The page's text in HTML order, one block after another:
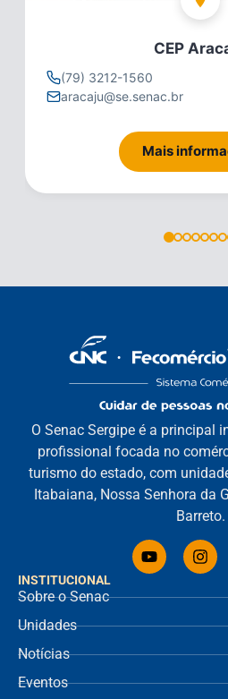
CEP
(79) 3212-1560
aracaju@se.senac.br
Mais
INSTITUCIONAL
Sobre o Senac
Unidades
Notícias
Eventos
O Senac Sergipe é a principal
profissional focada no
turismo do estado, com
Itabaiana, Nossa Senhora da
Barreto.